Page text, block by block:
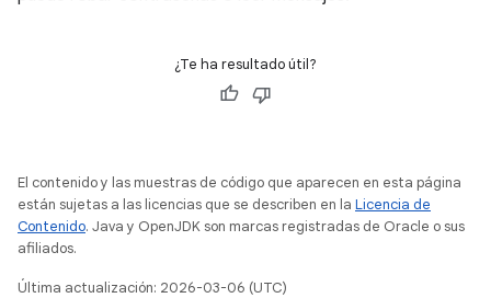
¿Te ha resultado útil?
El contenido y las muestras de código que aparecen en esta página
están sujetas a las licencias que se describen en la Licencia de
Contenido. Java y OpenJDK son marcas registradas de Oracle o sus
afiliados.
Última actualización: 2026-03-06 (UTC)